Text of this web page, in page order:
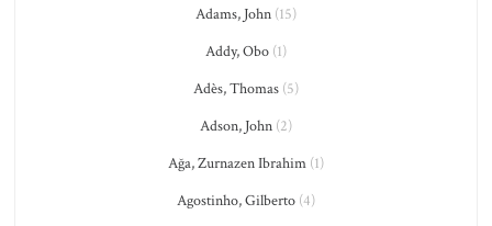
Adams, John (15)
Addy, Obo (1)
Adès, Thomas (5)
Adson, John (2)
Ağa, Zurnazen Ibrahim (1)
Agostinho, Gilberto (4)